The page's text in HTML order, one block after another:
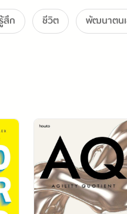
สึก ชีวิต
พัฒนาตน